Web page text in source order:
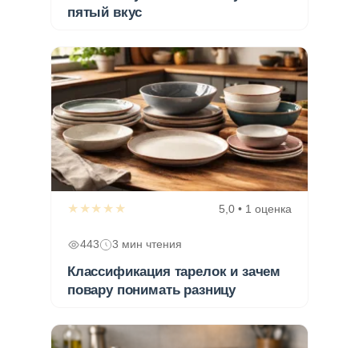
пятый вкус
★★★★★ 5,0 • 1 оценка
443 3 мин чтения
Классификация тарелок и зачем
повару понимать разницу